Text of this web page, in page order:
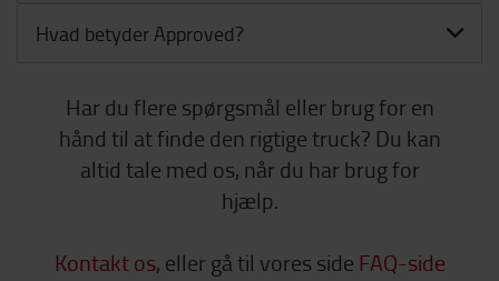
Hvad betyder Approved?
Har du flere spørgsmål eller brug for en
hånd til at finde den rigtige truck? Du kan
altid tale med os, når du har brug for
hjælp.
Kontakt os, eller gå til vores side FAQ-side